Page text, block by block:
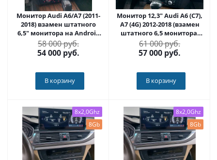
Монитор Audi A6/A7 (2011-
2018) взамен штатного
6,5" монитора на Android
14 - Radiola RDL-830114
58 000 руб.
54 000 руб.
В корзину
Монитор 12,3" Audi A6 (С7),
A7 (4G) 2012-2018 (взамен
штатного 6,5 монитора)
на Android 13 - Radiola RDL-
8506
61 000 руб.
57 000 руб.
В корзину
8x2,0Ghz
8Gb
8x2,0Ghz
8Gb